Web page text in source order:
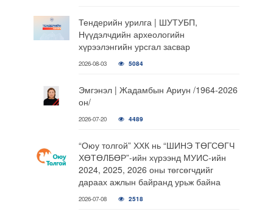
Тендерийн урилга | ШУТУБП,
Нүүдэлчдийн археологийн
хүрээлэнгийн урсгал засвар
2026-08-03 5084
Эмгэнэл | Жадамбын Ариун /1964-2026
он/
2026-07-20 4489
“Оюу толгой” ХХК нь “ШИНЭ ТӨГСӨГЧ
ХӨТӨЛБӨР”-ийн хүрээнд МУИС-ийн
2024, 2025, 2026 оны төгсөгчдийг
дараах ажлын байранд урьж байна
2026-07-08 2518